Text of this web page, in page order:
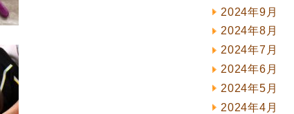
2024年9月
2024年8月
2024年7月
2024年6月
2024年5月
2024年4月